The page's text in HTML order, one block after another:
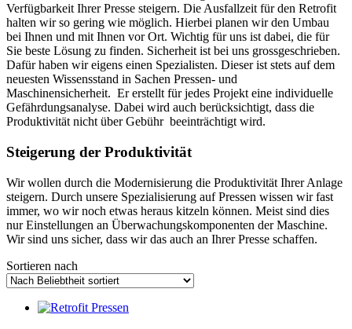
Verfügbarkeit Ihrer Presse steigern. Die Ausfallzeit für den Retrofit
halten wir so gering wie möglich. Hierbei planen wir den Umbau
bei Ihnen und mit Ihnen vor Ort. Wichtig für uns ist dabei, die für
Sie beste Lösung zu finden. Sicherheit ist bei uns grossgeschrieben.
Dafür haben wir eigens einen Spezialisten. Dieser ist stets auf dem
neuesten Wissensstand in Sachen Pressen- und
Maschinensicherheit. Er erstellt für jedes Projekt eine individuelle
Gefährdungsanalyse. Dabei wird auch berücksichtigt, dass die
Produktivität nicht über Gebühr beeinträchtigt wird.
Steigerung der Produktivität
Wir wollen durch die Modernisierung die Produktivität Ihrer Anlage
steigern. Durch unsere Spezialisierung auf Pressen wissen wir fast
immer, wo wir noch etwas heraus kitzeln können. Meist sind dies
nur Einstellungen an Überwachungskomponenten der Maschine.
Wir sind uns sicher, dass wir das auch an Ihrer Presse schaffen.
Sortieren nach